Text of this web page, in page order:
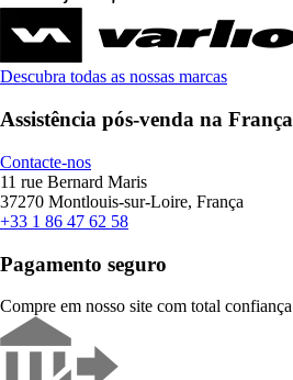
Descubra todas as nossas marcas
Assistência pós-venda na França
Contacte-nos
11 rue Bernard Maris
37270 Montlouis-sur-Loire, França
+33 1 86 47 62 58
Pagamento seguro
Compre em nosso site com total confiança